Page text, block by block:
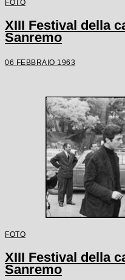
FOTO
XIII Festival della
Sanremo
06 FEBBRAIO 1963
FOTO
XIII Festival della
Sanremo